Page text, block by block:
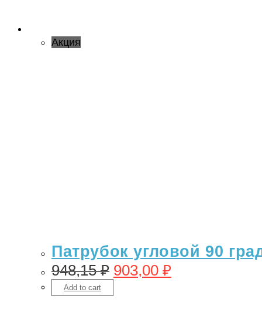
Акция
Патрубок угловой 90
948,15₽ 903,00 ₽
Add to cart